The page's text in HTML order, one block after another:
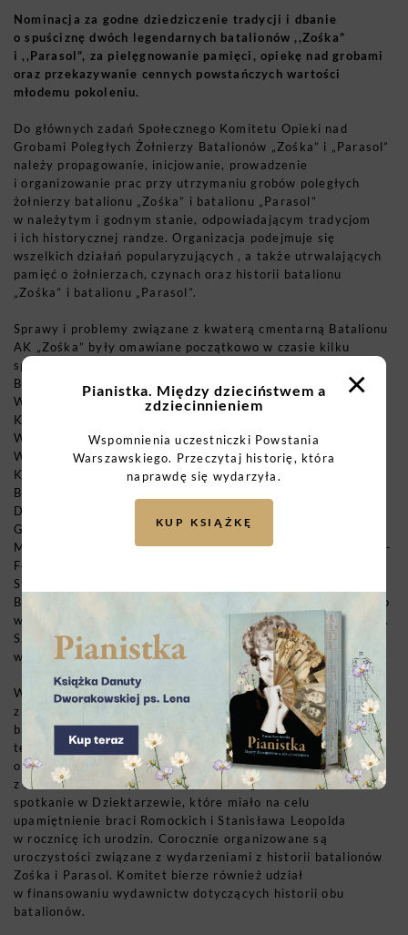
Nominacja za godne dziedziczenie tradycji i dbanie
o spuściznę dwóch legendarnych batalionów ,,Zośka”
i ,,Parasol”, za pielęgnowanie pamięci, opiekę nad grobami
oraz przekazywanie cennych powstańczych wartości
młodemu pokoleniu.
Do głównych zadań Społecznego Komitetu Opieki nad
Grobami Poległych Żołnierzy Batalionów „Zośka” i „Parasol”
należy propagowanie, inicjowanie, prowadzenie
i organizowanie prac przy utrzymaniu grobów poległych
żołnierzy batalionu „Zośka” i batalionu „Parasol”
w należytym i godnym stanie, odpowiadającym tradycjom
i ich historycznej randze. Organizacja podejmuje się
wszelkich działań popularyzujących , a także utrwalających
pamięć o żołnierzach, czynach oraz historii batalionu
„Zośka” i batalionu „Parasol”.
Sprawy i problemy związane z kwaterą cmentarną Batalionu
AK „Zośka” były omawiane początkowo w czasie kilku
spotkań w mieszkaniu Anny Zawadzkiej, z udziałem Danuty
Bytnar-Dziekańskiej, Marii Dawidowskiej-Strzembosz,
Władysława Findeisena, Bogdana Juliusza Deczkowskiego,
Kazimierza Łodzińskiego i Stanisława Sieradzkiego.
W efekcie tych spotkań i dyskusji z inicjatywy prof.
Władysława Findeisena powołano osiemnastoosobowy
Komitet Założycielski, w skład którego weszli: Stanisław
Broniewski, Bogdan Celiński, Bogdan Juliusz Deczkowski,
Danuta Bytnar-Dziekańska, Władysław Findeisen, Roman
Grzybowski, Michał Gutt, Kazimierz Łodziński, Stefan
Mirowski, Wiesław Paluszyński, Ewa Rondio, Ewa Rzetelska-
Feleszko, Stanisław Sieradzki, Maria Dawidowska-
Strzembosz, Anna Szumiec-Mitera, Włodzimierz Trojan,
Barbara Wierzbicka i Anna Zawadzka. Dzisiejsze środowisko
współpracujące z komitetem nadal realizuje cele założycieli.
Szczególne podziękowania należą się osobom
współpracującym z Komitetem.
W ostatnim czasie Komitet zrealizował dzięki środkom
z Kancelarii Prezesa Rady Ministrów remont całej kwatery
batalionów Zośka i Parasol. Zrealizowano także grę
terenową – rajd śladami Krzysztofa Kamila Baczyńskiego
oraz trzy wystawy zewnętrzne we współpracy
z Ministerstwem Sprawiedliwości. Zorganizowano także
spotkanie w Dziektarzewie, które miało na celu
upamiętnienie braci Romockich i Stanisława Leopolda
w rocznicę ich urodzin. Corocznie organizowane są
uroczystości związane z wydarzeniami z historii batalionów
Zośka i Parasol. Komitet bierze również udział
w finansowaniu wydawnictw dotyczących historii obu
batalionów.
×
Pianistka. Między dzieciństwem a
zdziecinnieniem
Wspomnienia uczestniczki Powstania
Warszawskiego. Przeczytaj historię, która
naprawdę się wydarzyła.
KUP KSIĄŻKĘ